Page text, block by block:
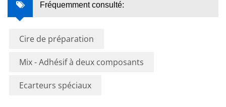
Fréquemment consulté:
Cire de préparation
Mix - Adhésif à deux composants
Ecarteurs spéciaux